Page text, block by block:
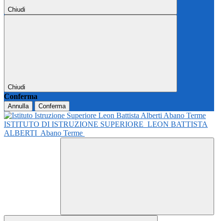
Chiudi
Chiudi
Conferma
Annulla Conferma
ISTITUTO DI ISTRUZIONE SUPERIORE LEON BATTISTA
ALBERTI Abano Terme